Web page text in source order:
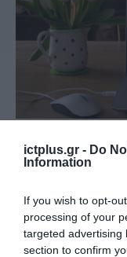
ictplus.gr - Do
Information
If you wish to opt-
processing of your
targeted advertising
section to confirm
IWG: Η
ενέργειας
27.05.2024